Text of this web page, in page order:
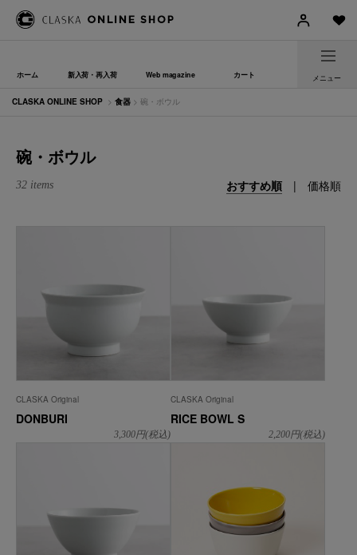
ホーム 新入荷・再入荷 Web magazine カート メニュー
CLASKA ONLINE SHOP > 食器 > 碗・ボウル
碗・ボウル
おすすめ順 | 価格順
32 items
CLASKA Original
DONBURI
3,300円(税込)
CLASKA Original
RICE BOWL S
2,200円(税込)